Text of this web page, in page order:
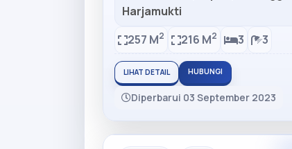
Harjamukti
257 M2 216 M2 3 3
LIHAT DETAIL HUBUNGI
Diperbarui 03 September 2023